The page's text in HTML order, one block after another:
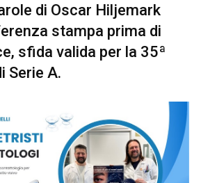
di Oscar Hiljemark
stampa prima di
sfida valida per la 35ª
Serie A.